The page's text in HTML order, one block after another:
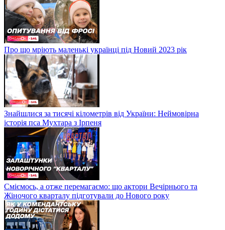
Про що мріють маленькі українці під Новий 2023 рік
Знайшлися за тисячі кілометрів від України: Неймовірна
історія пса Мухтара з Ірпеня
Сміємось, а отже перемагаємо: що актори Вечірнього та
Жіночого кварталу підготували до Нового року